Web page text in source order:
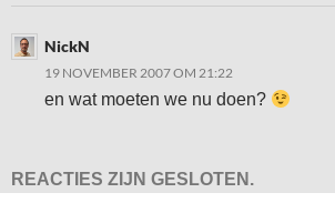
NickN
19 NOVEMBER 2007 OM 21:22
en wat moeten we nu doen?
REACTIES ZIJN GESLOTEN.